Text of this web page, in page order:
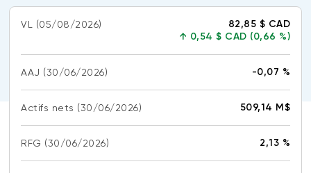
FNB de rotation thématique BNI (NTHM)
Liste des solutions de portefeuille BNI
TYPES DE CONTENU
Balados
Vidéos
DOCUMENTS RÉGLEMENTAIRES
Prospectus
Rapports annuels
Vote par procuration
Addendas
VL (05/08/2026)
82,85 $ CAD
↑ 0,54 $ CAD (0,66 %)
AAJ (30/06/2026) -0,07 %
Actifs nets (30/06/2026) 509,14 M$
RFG (30/06/2026) 2,13 %